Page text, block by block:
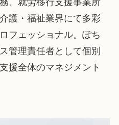
護・福祉業界にて多彩
フェッショナル。ぽち
管理責任者として個別
援全体のマネジメント